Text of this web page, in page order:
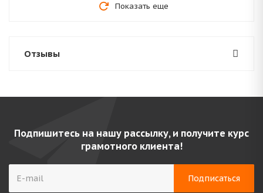
Показать еще
Отзывы
Подпишитесь на нашу рассылку, и получите курс
грамотного клиента!